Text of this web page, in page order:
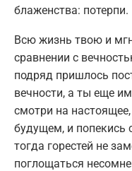
блаженства: потерпи.
Всю жизнь твою и
сравнении с
подряд пришлось
вечности, а ты еще
смотри на настоящее,
будущем, и попекись
тогда горестей не
поглощаться